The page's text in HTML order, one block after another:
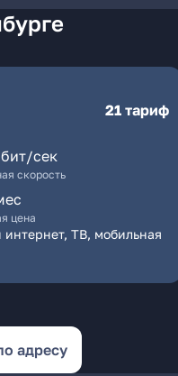
21 тариф
сек
скорость
цена
ТВ, мобильная
адресу